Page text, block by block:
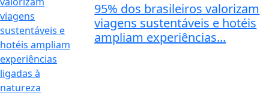
95% dos brasileiros valorizam
viagens sustentáveis e hotéis
ampliam experiências...